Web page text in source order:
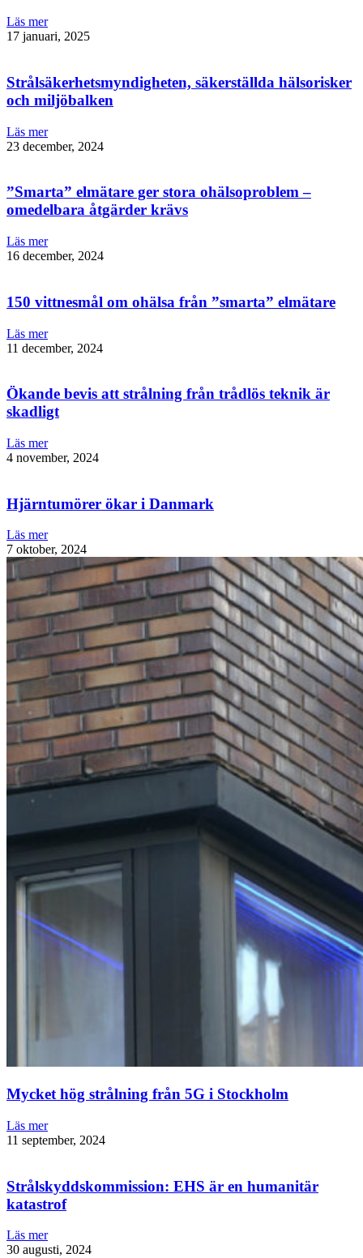
Läs mer
17 januari, 2025
Strålsäkerhetsmyndigheten, säkerställda hälsorisker
och miljöbalken
Läs mer
23 december, 2024
”Smarta” elmätare ger stora ohälsoproblem –
omedelbara åtgärder krävs
Läs mer
16 december, 2024
150 vittnesmål om ohälsa från ”smarta” elmätare
Läs mer
11 december, 2024
Ökande bevis att strålning från trådlös teknik är
skadligt
Läs mer
4 november, 2024
Hjärntumörer ökar i Danmark
Läs mer
7 oktober, 2024
Mycket hög strålning från 5G i Stockholm
Läs mer
11 september, 2024
Strålskyddskommission: EHS är en humanitär
katastrof
Läs mer
30 augusti, 2024